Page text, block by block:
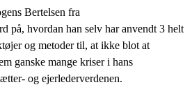
Bertelsen fra
på, hvordan han selv har anvendt 3 helt
og metoder til, at ikke blot at
ganske mange kriser i hans
og ejerlederverdenen.